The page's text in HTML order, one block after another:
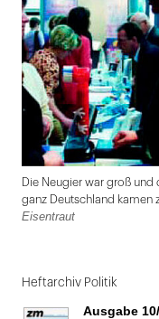
Die Neugier war groß
ganz Deutschland kamen
Eisentraut
1
von
Heftarchiv Politik
Ausgabe